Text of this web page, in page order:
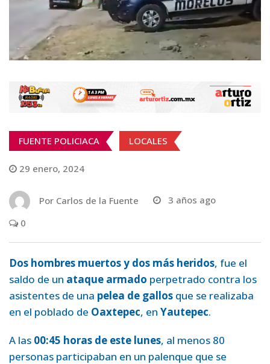
FUENTE POLICIACA LOCALES
29 enero, 2024
Por Carlos de la Fuente
3 años ago
0
Dos hombres muertos y dos más heridos, fue el
saldo de un ataque armado perpetrado contra los
asistentes de una pelea de gallos que se realizaba
en el poblado de Oaxtepec, en Yautepec.
A las 00:45 horas de este lunes, al menos 80
personas participaban en un palenque que se